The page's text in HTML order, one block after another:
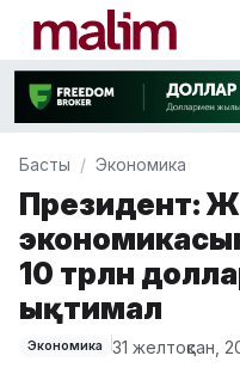
Басты Экономика
Президент:
10 трлн
ықтимал
Экономика 31 желтоқсан,